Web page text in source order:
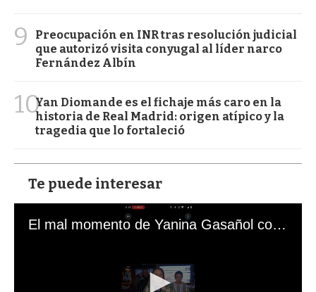
9
Preocupación en INR tras resolución judicial
que autorizó visita conyugal al líder narco
Fernández Albín
10Yan Diomande es el fichaje más caro en la
historia de Real Madrid: origen atípico y la
tragedia que lo fortaleció
Te puede interesar
El mal momento de Yanina Gasañol con un hincha argentino en "Subrayado"